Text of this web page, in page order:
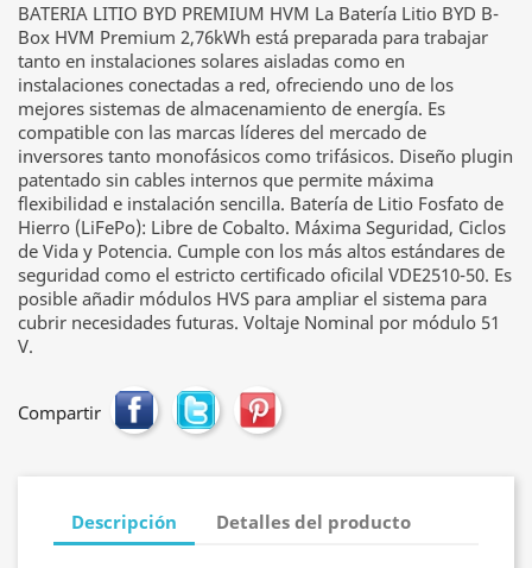
BATERIA LITIO BYD PREMIUM HVM La Batería Litio BYD B-
Box HVM Premium 2,76kWh está preparada para trabajar
tanto en instalaciones solares aisladas como en
instalaciones conectadas a red, ofreciendo uno de los
mejores sistemas de almacenamiento de energía. Es
compatible con las marcas líderes del mercado de
inversores tanto monofásicos como trifásicos. Diseño plugin
patentado sin cables internos que permite máxima
flexibilidad e instalación sencilla. Batería de Litio Fosfato de
Hierro (LiFePo): Libre de Cobalto. Máxima Seguridad, Ciclos
de Vida y Potencia. Cumple con los más altos estándares de
seguridad como el estricto certificado oficilal VDE2510-50. Es
posible añadir módulos HVS para ampliar el sistema para
cubrir necesidades futuras. Voltaje Nominal por módulo 51
V.
Compartir
Descripción Detalles del producto